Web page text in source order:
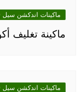
ماكينات اندكشن سيل
ماكينة تغليف
ماكينات اندكشن سيل